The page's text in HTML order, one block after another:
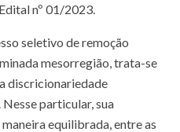
nº 01/2023.
seletivo de remoção
mesorregião, trata-se
discricionariedade
particular, sua
equilibrada, entre as